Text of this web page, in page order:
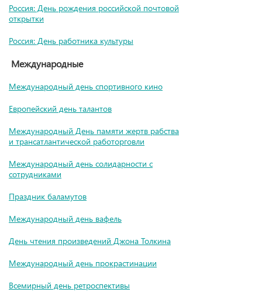
Россия: День рождения российской почтовой
открытки
Россия: День работника культуры
Международные
Международный день спортивного кино
Европейский день талантов
Международный День памяти жертв рабства
и трансатлантической работорговли
Международный день солидарности с
сотрудниками
Праздник баламутов
Международный день вафель
День чтения произведений Джона Толкина
Международный день прокрастинации
Всемирный день ретроспективы